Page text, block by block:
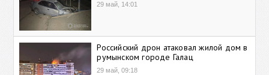
29 май, 14:01
Российский дрон атаковал жилой дом в
румынском городе Галац
29 май, 09:18